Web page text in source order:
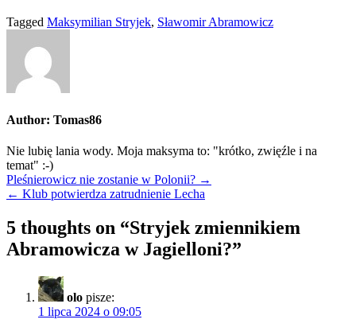
Tagged Maksymilian Stryjek, Sławomir Abramowicz
Author: Tomas86
Nie lubię lania wody. Moja maksyma to: "krótko, zwięźle i na
temat" :-)
Nawigacja
wpisu
Pleśnierowicz nie zostanie w Polonii? →
← Klub potwierdza zatrudnienie Lecha
5 thoughts on “Stryjek zmiennikiem
Abramowicza w Jagielloni?”
olo pisze:
1 lipca 2024 o 09:05